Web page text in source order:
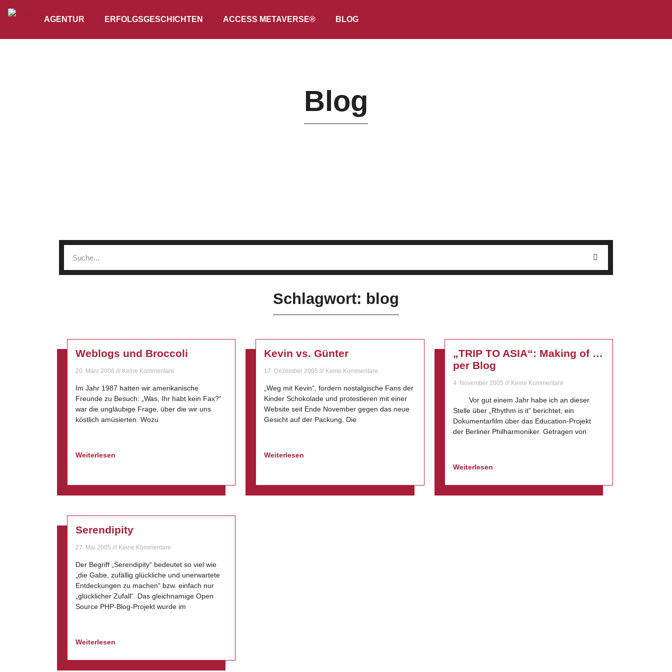
AGENTUR ERFOLGSGESCHICHTEN ACCESS METAVERSE® BLOG
Blog
Schlagwort: blog
Weblogs und Broccoli
20. März 2006 Keine Kommentare
Im Jahr 1987 hatten wir amerikanische
Freunde zu Besuch: „Was, Ihr habt kein Fax?“
war die ungläubige Frage, über die wir uns
köstlich amüsierten. Wozu
Weiterlesen
Kevin vs. Günter
17. Dezember 2005 Keine Kommentare
„Weg mit Kevin“, fordern nostalgische Fans der
Kinder Schokolade und protestieren mit einer
Website seit Ende November gegen das neue
Gesicht auf der Packung. Die
Weiterlesen
„TRIP TO ASIA“: Making of …
per Blog
4. November 2005 Keine Kommentare
Vor gut einem Jahr habe ich an dieser
Stelle über „Rhythm is it“ berichtet, ein
Dokumentarfilm über das Education-Projekt
der Berliner Philharmoniker. Getragen von
Weiterlesen
Serendipity
27. Mai 2005 Keine Kommentare
Der Begriff „Serendipity“ bedeutet so viel wie
„die Gabe, zufällig glückliche und unerwartete
Entdeckungen zu machen“ bzw. einfach nur
„glücklicher Zufall“. Das gleichnamige Open
Source PHP-Blog-Projekt wurde im
Weiterlesen